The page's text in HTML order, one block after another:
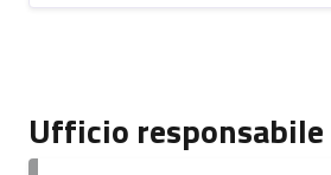
Ufficio responsabile